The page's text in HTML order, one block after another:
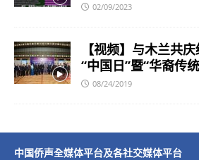
02/09/2023
【视频】与木兰共
“中国日”暨“华裔传
08/24/2019
中国侨声全媒体平台及各社交媒体平台